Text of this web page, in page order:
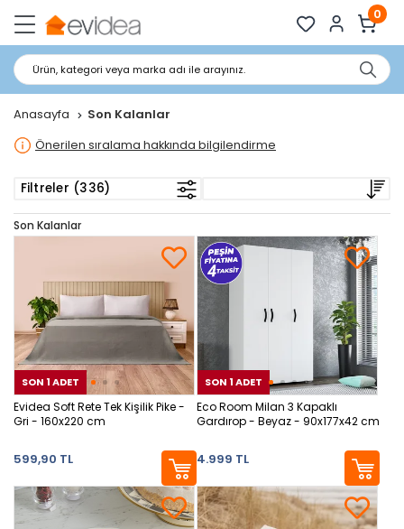
0
Ürün, kategori veya marka adı ile arayınız.
Anasayfa Son Kalanlar
Önerilen sıralama hakkında bilgilendirme
Filtreler (336)
Son Kalanlar
SON 1 ADET SON 1 ADET
Evidea Soft Rete Tek Kişilik Pike -
Gri - 160x220 cm
599,90 TL
SON 1 ADET
Eco Room Milan 3 Kapaklı
Gardırop - Beyaz - 90x177x42 cm
4.999 TL